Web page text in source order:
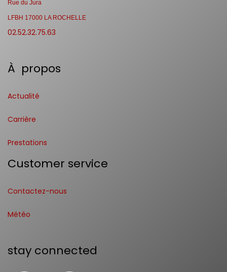
Rue du Jura
LFBH 17000 LA ROCHELLE
02.52.32.75.63
À propos
Actualité
Carrière
Prestations
Customer service
Contactez-nous
Météo
stay connected